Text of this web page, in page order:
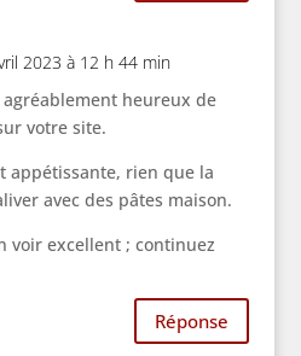
2023 à 12 h 44 min
heureux de
votre site.
appétissante, rien que la
avec des pâtes maison.
voir excellent ; continuez
Réponse